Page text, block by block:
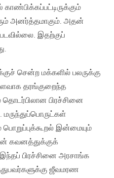
அனர்த்தமாகும். அதன்
இதற்குப்
சென்ற மக்களில் பலருக்கு
தரங்குறைந்த
தொடர்பிலான பிரச்சினை
மருந்துப்பொருட்கள்
பொறுப்புக்கூறல் இன்மையும்
கவனத்துக்குக்
பிரச்சினை அரசாங்க
ஜீவமரண